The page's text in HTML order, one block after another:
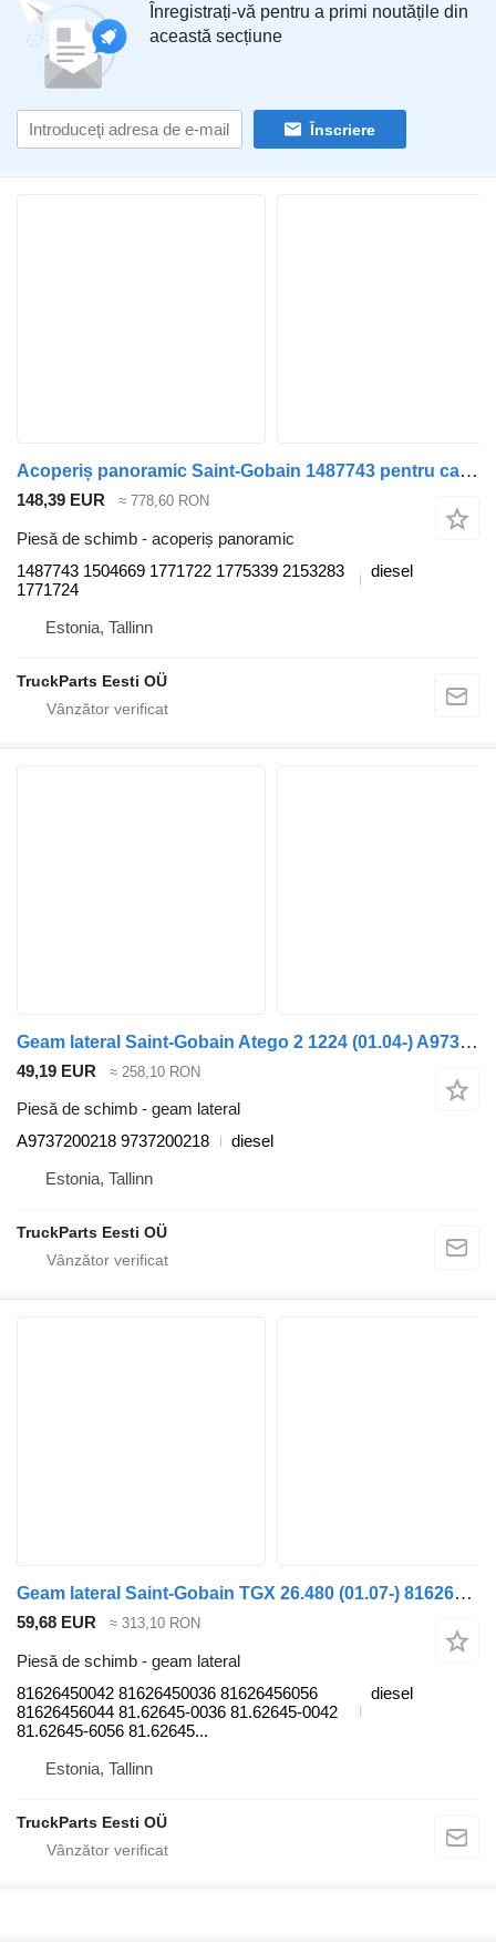
Înregistrați-vă pentru a primi noutățile din
această secțiune
Înscriere
Acoperiș panoramic Saint-Gobain 1487743 pentru cap tractor Scania P,G,R,T-series (2004-2017)
148,39 EUR ≈ 778,60 RON
Piesă de schimb - acoperiș panoramic
1487743 1504669 1771722 1775339 2153283
1771724
diesel
Estonia, Tallinn
TruckParts Eesti OÜ
Geam lateral Saint-Gobain Atego 2 1224 (01.04-) A9737200218 pentru camion Mercedes-Benz Atego, Atego 2, Atego 3 (1996-)
49,19 EUR ≈ 258,10 RON
Piesă de schimb - geam lateral
A9737200218 9737200218
diesel
Estonia, Tallinn
TruckParts Eesti OÜ
Geam lateral Saint-Gobain TGX 26.480 (01.07-) 81626450042 pentru cap tractor MAN TGL, TGM, TGS, TGX (2005-2021)
59,68 EUR ≈ 313,10 RON
Piesă de schimb - geam lateral
81626450042 81626450036 81626456056
81626456044 81.62645-0036 81.62645-0042
81.62645-6056 81.62645...
diesel
Estonia, Tallinn
TruckParts Eesti OÜ